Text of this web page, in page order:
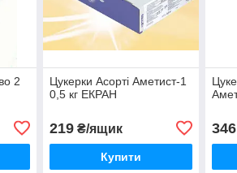
2
Цукерки Асорті Аметист-1
0,5 кг ЕКРАН
219₴/ящик
Купити
346